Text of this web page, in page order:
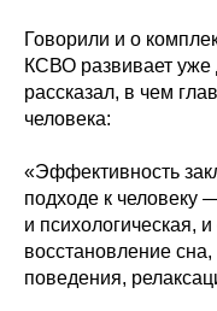
Говорили и о
КСВО развивает уже
рассказал, в чем
человека:
«Эффективность
подходе к человеку
и психологическая,
восстановление
поведения,